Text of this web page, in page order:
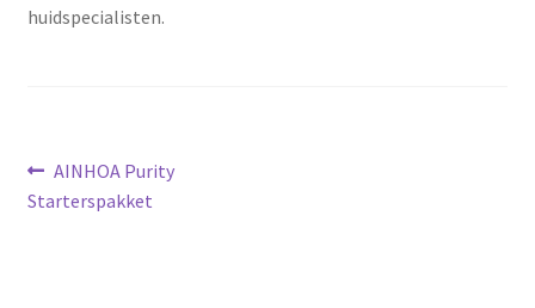
huidspecialisten.
Bericht
navigatie
Vorig
bericht:
AINHOA Purity
Starterspakket